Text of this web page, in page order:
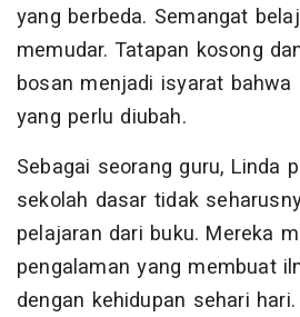
yang berbeda. Semangat
memudar. Tatapan kosong
bosan menjadi isyarat
yang perlu diubah.
Sebagai seorang guru, Linda
sekolah dasar tidak
pelajaran dari buku. Mereka
pengalaman yang membuat
dengan kehidupan sehari